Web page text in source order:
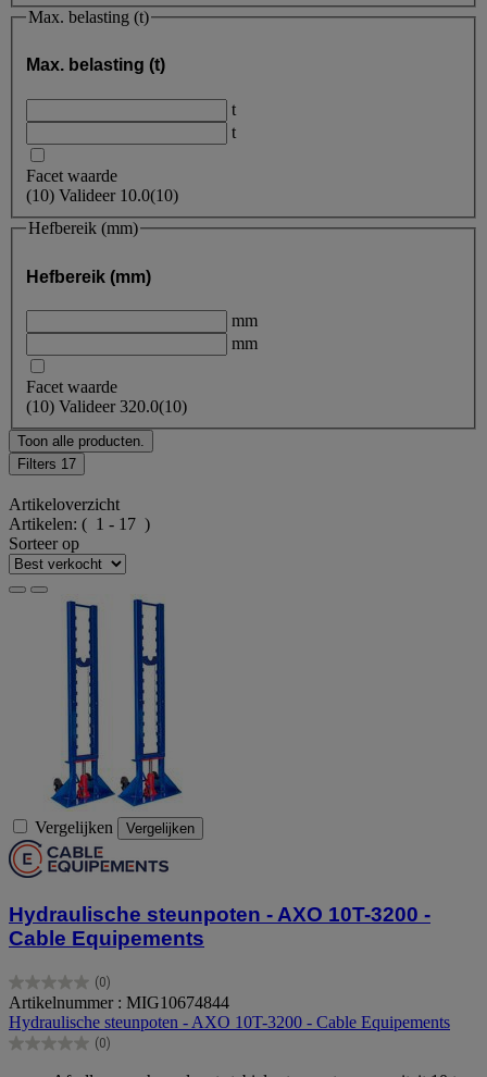
Max. belasting (t)
Max. belasting (t)
t
t
Facet waarde
(10) Valideer 10.0(10)
Hefbereik (mm)
Hefbereik (mm)
mm
mm
Facet waarde
(10) Valideer320.0(10)
Toon alle producten.
Filters 17
Artikeloverzicht
Artikelen: ( 1 - 17 )
Sorteer op
Vergelijken Vergelijken
Hydraulische steunpoten - AXO 10T-3200 -
Cable Equipements
(0)
0.0
van
de
5
Artikelnummer : MIG10674844
Hydraulische steunpoten - AXO 10T-3200 - Cable Equipements
(0)
0.0